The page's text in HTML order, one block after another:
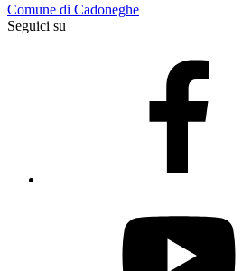
Comune di Cadoneghe
Seguici su